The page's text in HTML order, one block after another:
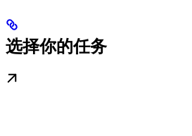
选择你的任务